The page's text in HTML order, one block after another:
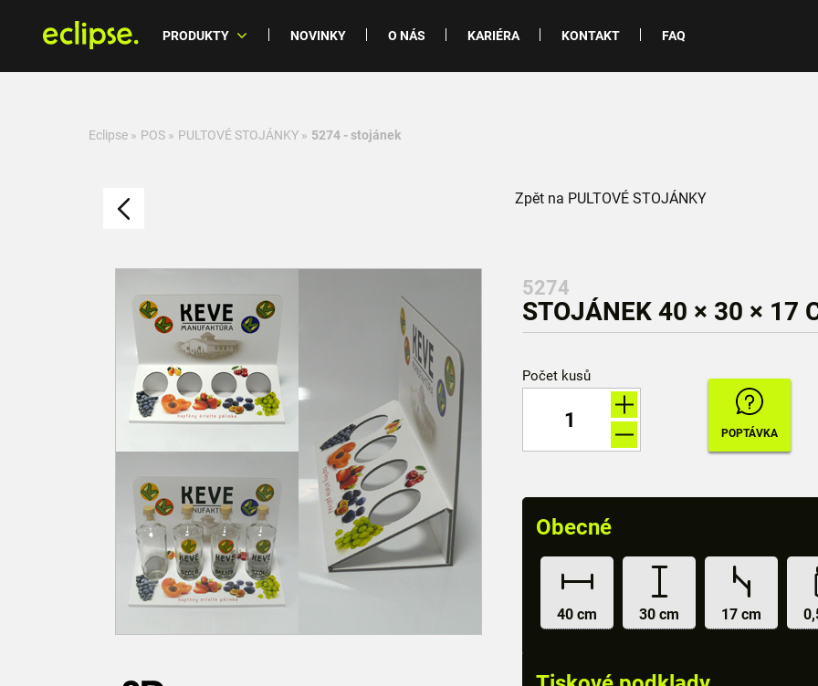
PRODUKTY NOVINKY O NÁS KARIÉRA KONTAKT FAQ
Eclipse » POS » PULTOVÉ STOJÁNKY » 5274 - stojánek
Zpět na PULTOVÉ STOJÁNKY
5274
STOJÁNEK 40 × 30 × 17
Počet kusů
Obecné
40 cm 30 cm 17 cm